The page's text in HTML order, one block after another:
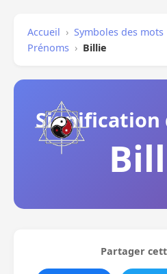
Accueil › Symboles des mots
Prénoms › Billie
Signification
Partager